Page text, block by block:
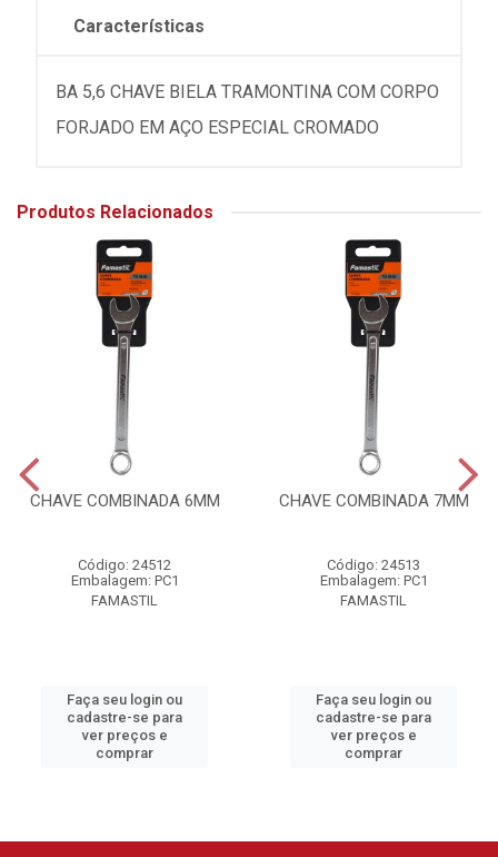
Características
BA 5,6 CHAVE BIELA TRAMONTINA COM CORPO
FORJADO EM AÇO ESPECIAL CROMADO
Produtos Relacionados
CHAVE COMBINADA 6MM
Código: 24512
Embalagem: PC1
FAMASTIL
Faça seu login ou
cadastre-se para
ver preços e
comprar
CHAVE COMBINADA 7MM
Código: 24513
Embalagem: PC1
FAMASTIL
Faça seu login ou
cadastre-se para
ver preços e
comprar